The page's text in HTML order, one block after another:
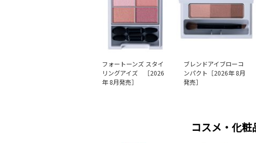
フォートーンズ スタイ
リングアイズ ［2026
年 8月発売］
ブレンドアイブローコ
ンパクト［2026年 8月
発売］
コスメ・化